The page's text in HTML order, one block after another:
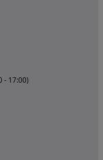
- 17:00)